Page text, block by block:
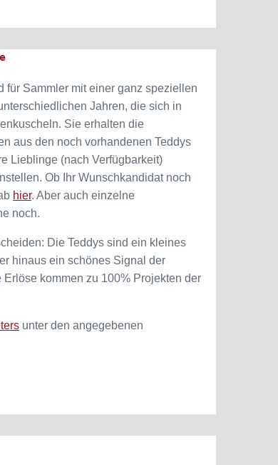
für Sammler mit einer ganz speziellen
Jahren, die sich in
Sie erhalten die
aus den noch vorhandenen Teddys
Lieblinge (nach Verfügbarkeit)
Ob Ihr Wunschkandidat noch
hier. Aber auch einzelne
noch.
Die Teddys sind ein kleines
hinaus ein schönes Signal der
kommen zu 100% Projekten der
unter den angegebenen